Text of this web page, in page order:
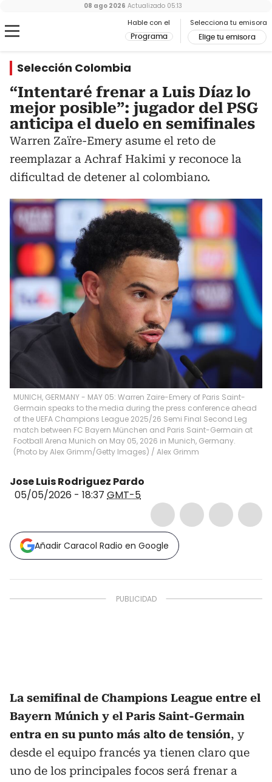
Hable con el
Programa
Selecciona tu emisora
Elige tu emisora
08 ago 2026 Actualizado 05:13
Selección Colombia
“Intentaré frenar a Luis Díaz lo
mejor posible”: jugador del PSG
anticipa el duelo en semifinales
Warren Zaïre-Emery asume el reto de
reemplazar a Achraf Hakimi y reconoce la
dificultad de detener al colombiano.
MUNICH, GERMANY - MAY 05: Warren Zaire-Emery of Paris Saint-
Germain speaks to the media during the press conference ahead
of the UEFA Champions League 2025/26 Semi Final Second Leg
match between FC Bayern München and Paris Saint-Germain at
Football Arena Munich on May 05, 2026 in Munich, Germany.
(Photo by Alex Grimm/Getty Images) / Alex Grimm
Jose Luis Rodriguez Pardo
05/05/2026 - 18:37 GMT-5
Añadir Caracol Radio en Google
La semifinal de Champions League entre el
Bayern Múnich y el Paris Saint-Germain
entra en su punto más alto de tensión, y
desde el equipo francés ya tienen claro que
uno de los principales focos será frenar a